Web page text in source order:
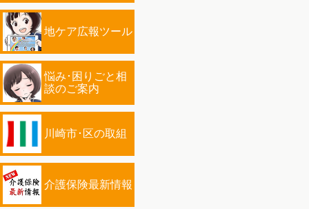
地ケア広報ツール
悩み･困りごと相
談のご案内
川崎市･区の取組
介護保険最新情報